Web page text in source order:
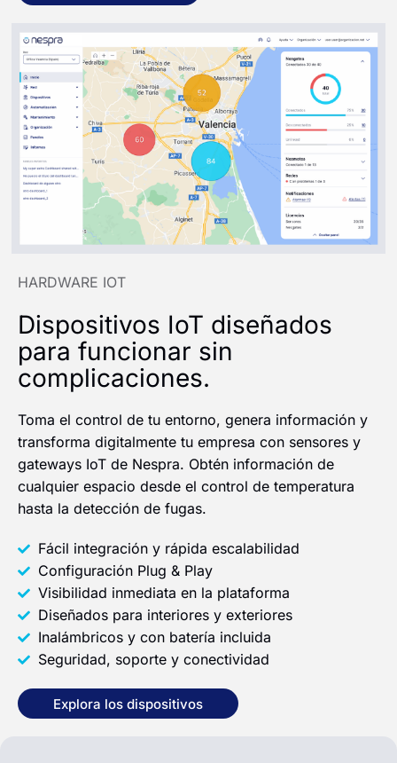
HARDWARE IOT
Dispositivos IoT diseñados
para funcionar sin
complicaciones.
Toma el control de tu entorno, genera información y
transforma digitalmente tu empresa con sensores y
gateways IoT de Nespra. Obtén información de
cualquier espacio desde el control de temperatura
hasta la detección de fugas.​
Fácil integración y rápida escalabilidad
Configuración Plug & Play
Visibilidad inmediata en la plataforma
Diseñados para interiores y exteriores
Inalámbricos y con batería incluida
Seguridad, soporte y conectividad
Explora los dispositivos